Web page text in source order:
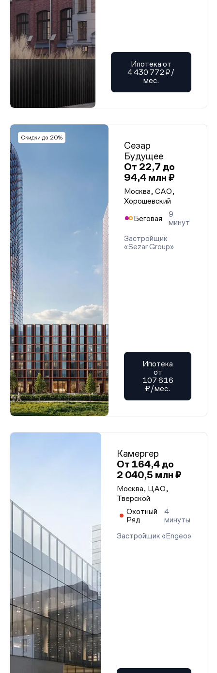
Ипотека от
4 430 772 ₽/
мес.
Скидки до 20%
Сезар
Будущее
От 22,7 до
94,4 млн ₽
Москва, САО,
Хорошевский
Беговая
9
минут
Застройщик
«Sezar Group»
Ипотека
от
107 616
₽/мес.
Камергер
От 164,4 до
2 040,5 млн ₽
Москва, ЦАО,
Тверской
Охотный
Ряд
4
минуты
Застройщик «Engeo»